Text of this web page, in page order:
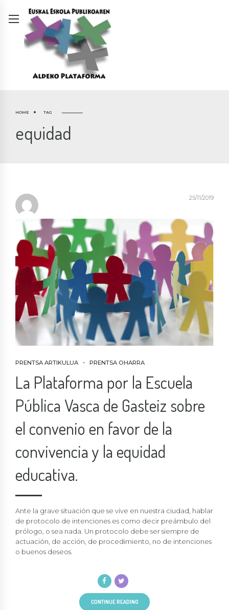
HOME TAG
equidad
25/11/2019
PRENTSA ARTIKULUA PRENTSA OHARRA
La Plataforma por la Escuela
Pública Vasca de Gasteiz sobre
el convenio en favor de la
convivencia y la equidad
educativa.
Ante la grave situación que se vive en nuestra ciudad, hablar
de protocolo de intenciones es como decir preámbulo del
prólogo, o sea nada. Un protocolo debe ser siempre de
actuación, de acción, de procedimiento, no de intenciones
o buenos deseos.
CONTINUE READING